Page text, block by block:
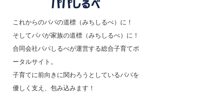
これからのパパの道標（みちしるべ）に！
そしてパパが家族の道標（みちしるべ）に！
合同会社パパしるべが運営する総合子育てポ
ータルサイト。
子育てに前向きに関わろうとしているパパを
優しく支え、包み込みます！